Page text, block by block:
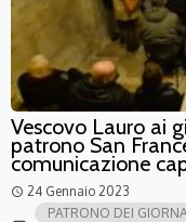
Vescovo Lauro ai
patrono San
comunicazione
access_time 24 Gennaio 2023
PATRONO DEI